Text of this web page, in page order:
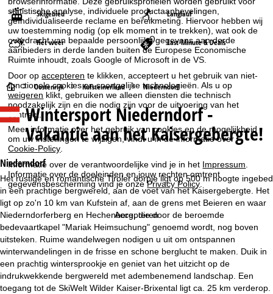
statistische analyse, individuele productaanbevelingen,
geïndividualiseerde reclame en bereikmeting. Hiervoor hebben wij
uw toestemming nodig (op elk moment in te trekken), wat ook de
overdracht van bepaalde persoonlijke gegevens aan derde
aanbieders in derde landen buiten de Europese Economische
Ruimte inhoudt, zoals Google of Microsoft in de VS.
Door opaccepteren te klikken, accepteert u het gebruik van niet-
functionele cookies en soortgelijke technologieën. Als u op
weigeren klikt, gebruiken we alleen diensten die technisch
noodzakelijk zijn en die nodig zijn voor de uitvoering van het
contract.
Meer informatie over het gebruik van cookies en de mogelijkheid
om uw instellingen te wijzigen, vindt u in de informatie over
Cookie-Policy
Informatie over de verantwoordelijke vind je in het Impressum
Informatie over de doeleinden en jouw rechten omtrent
gegevensbescherming vind je onzePrivacy Policy
Accepteren
Skigebied Langlauf
Het weer Last-Minute & Deals
S
t
a
r
t
p
a
g
i
Oostenrijk Kufsteinerland Niederndorf
WintersportNiederndorf -
Vakantie aan het Kaisergebergte!
Niederndorf
Het rustige en romantische Tiroler dorpje ligt op 500 m hoogte ingebed
in een prachtige bergwereld, aan de voet van het Kaisergebergte. Het
ligt op zo'n 10 km van Kufstein af, aan de grens met Beieren en waar
Niederndorferberg en Hechenberg, die door de beroemde
bedevaartkapel "Mariak Heimsuchung" genoemd wordt, nog boven
uitsteken. Ruime wandelwegen nodigen u uit om ontspannen
winterwandelingen in de frisse en schone berglucht te maken. Duik in
een prachtig wintersprookje en geniet van het uitzicht op de
indrukwekkende bergwereld met adembenemend landschap. Een
toegang tot de SkiWelt Wilder Kaiser-Brixental ligt ca. 25 km verderop.